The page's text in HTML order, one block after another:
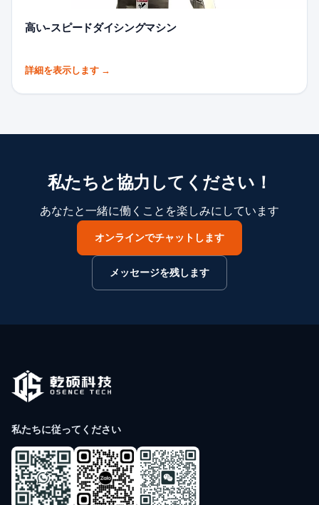
高い-スピードダイシングマシン
詳細を表示します →
私たちと協力してください！
あなたと一緒に働くことを楽しみにしています
オンラインでチャットします
メッセージを残します
私たちに従ってください